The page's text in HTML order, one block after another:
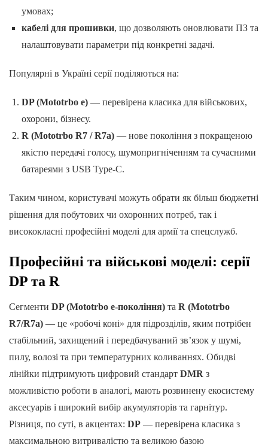
умовах;
кабелі для прошивки, що дозволяють оновлювати ПЗ та
налаштовувати параметри під конкретні задачі.
Популярні в Україні серії поділяються на:
DP (Mototrbo e)— перевірена класика для військових,
охорони, бізнесу.
R (Mototrbo R7 / R7a)— нове покоління з покращеною
якістю передачі голосу, шумопригніченням та сучасними
батареями з USB Type-C.
Таким чином, користувачі можуть обрати як більш бюджетні
рішення для побутових чи охоронних потреб, так і
висококласні професійні моделі для армії та спецслужб.
Професійні та військові моделі: серії
DP та R
Сегменти DP (Mototrbo e-покоління) та R (Mototrbo
R7/R7a) — це «робочі коні» для підрозділів, яким потрібен
стабільний, захищений і передбачуваний зв’язок у шумі,
пилу, волозі та при температурних коливаннях. Обидві
лінійки підтримують цифровий стандарт DMR з
можливістю роботи в аналогі, мають розвинену екосистему
аксесуарів і широкий вибір акумуляторів та гарнітур.
Різниця, по суті, в акцентах: DP — перевірена класика з
максимальною витривалістю та великою базою